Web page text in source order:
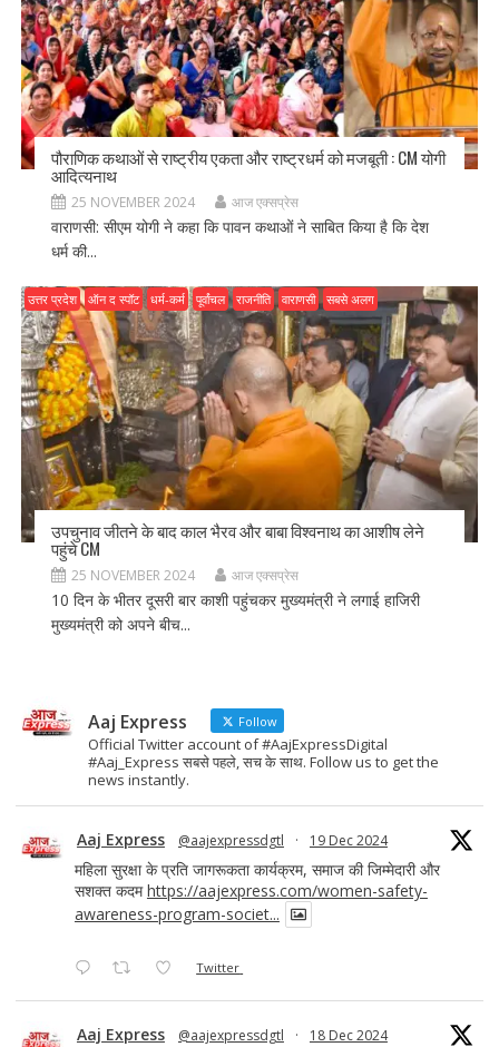
पौराणिक कथाओं से राष्ट्रीय एकता और राष्ट्रधर्म को मजबूती : CM योगी
आदित्यनाथ
25 NOVEMBER 2024 आज एक्सप्रेस
वाराणसी: सीएम योगी ने कहा कि पावन कथाओं ने साबित किया है कि देश
धर्म की...
उत्तर प्रदेश ऑन द स्पॉट धर्म-कर्म पूर्वांचल राजनीति वाराणसी सबसे अलग
उपचुनाव जीतने के बाद काल भैरव और बाबा विश्वनाथ का आशीष लेने
पहुंचे CM
25 NOVEMBER 2024 आज एक्सप्रेस
10 दिन के भीतर दूसरी बार काशी पहुंचकर मुख्यमंत्री ने लगाई हाजिरी
मुख्यमंत्री को अपने बीच...
Aaj Express Follow
Official Twitter account of #AajExpressDigital
#Aaj_Express सबसे पहले, सच के साथ. Follow us to get the
news instantly.
Aaj Express @aajexpressdgtl · 19 Dec 2024
महिला सुरक्षा के प्रति जागरूकता कार्यक्रम, समाज की जिम्मेदारी और
सशक्त कदमhttps://aajexpress.com/women-safety-
awareness-program-societ...
Twitter
Aaj Express @aajexpressdgtl · 18 Dec 2024